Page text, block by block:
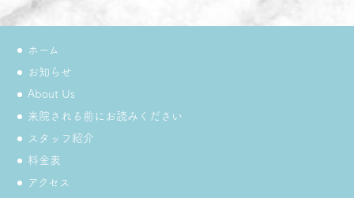
ホーム
お知らせ
About Us
来院される前にお読みください
スタッフ紹介
料金表
アクセス